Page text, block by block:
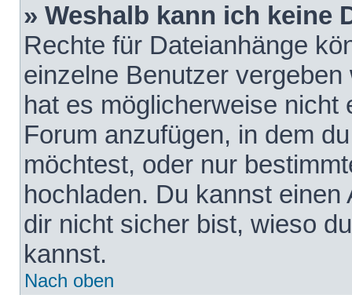
» Weshalb kann ich keine
Rechte für Dateianhänge
einzelne Benutzer
hat es möglicherweise nicht
Forum anzufügen, in dem
möchtest, oder nur
hochladen. Du kannst
dir nicht sicher bist, wieso
kannst.
Nach oben